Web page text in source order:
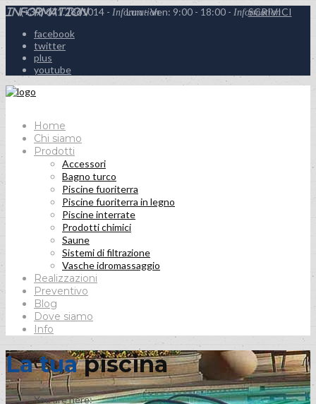
Information
(+39) 071.2861014 - Information
Lun - Ven: 9:00 - 18:00 - Information
SCRIVICI
facebook
twitter
plus
youtube
Home
Chi siamo
Prodotti
Accessori
Bagno turco
Piscine fuoriterra
Piscine fuoriterra in legno
Piscine interrate
Prodotti chimici
Saune
Sistemi di filtrazione
Vasche idromassaggio
Realizzazioni
Preventivo
Blog
Dove siamo
Info
La tuapiscina